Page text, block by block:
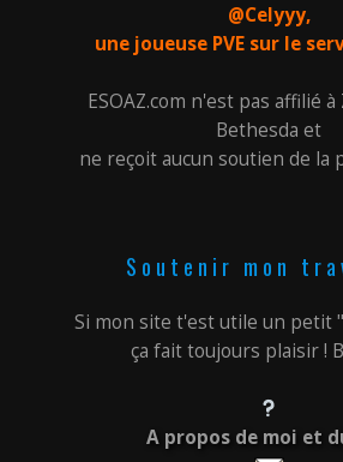
@Celyyy,
une joueuse PVE sur le
ESOAZ.com n'est pas affilié
Bethesda et
ne reçoit aucun soutien de la
Soutenir mon
Si mon site t'est utile un petit
ça fait toujours plaisir !
A propos de moi et